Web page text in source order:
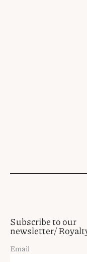
Subscribe to our
newsletter/
Email